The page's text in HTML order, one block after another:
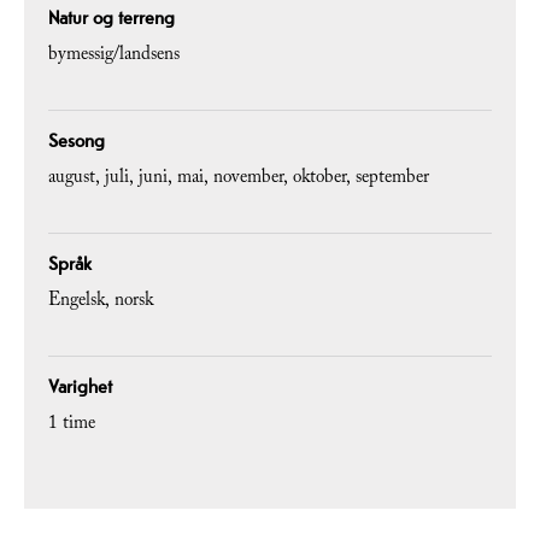
Natur og terreng
bymessig/landsens
Sesong
august juli juni mai november oktober september
Språk
Engelsk norsk
Varighet
1 time